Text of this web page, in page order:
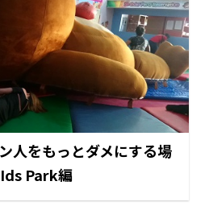
人をもっとダメにする場
Park編